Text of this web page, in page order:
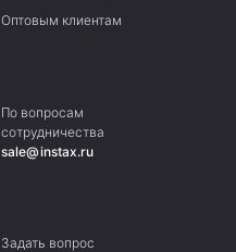
Оптовым клиентам
По вопросам
сотрудничества
sale@instax.ru
Задать вопрос